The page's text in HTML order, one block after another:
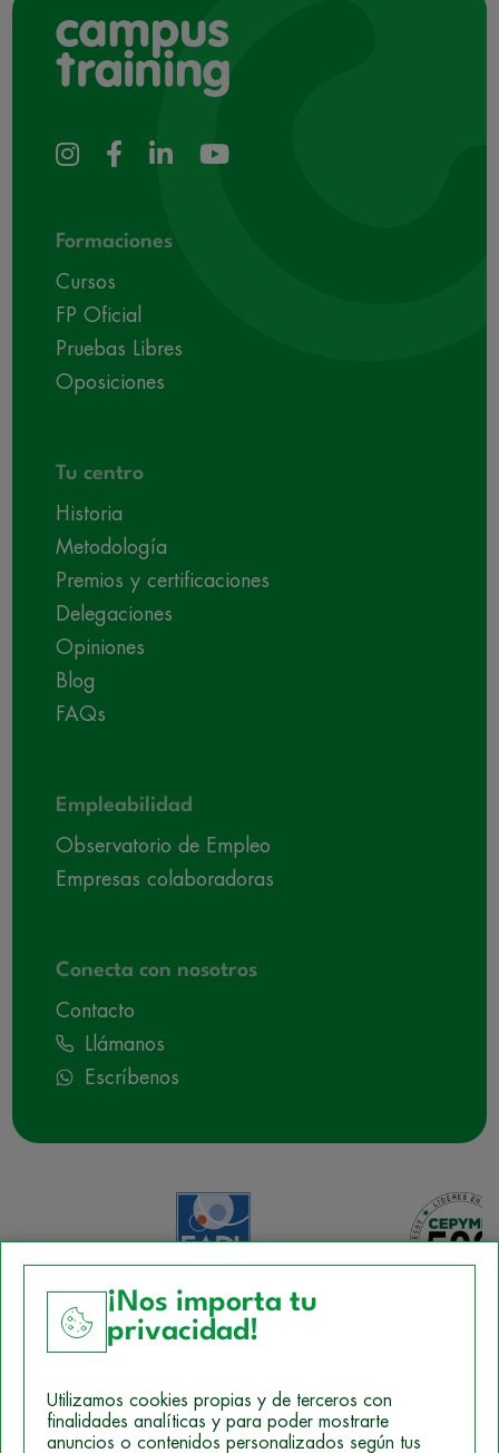
Formaciones
Cursos
FP Oficial
Pruebas Libres
Oposiciones
Tu centro
Historia
Metodología
Premios y certificaciones
Delegaciones
Opiniones
Blog
FAQs
Empleabilidad
Observatorio de Empleo
Empresas colaboradoras
Conecta con nosotros
Contacto
Llámanos
Escríbenos
Política de Cookies
¡Nos importa tu
privacidad!
Utilizamos cookies propias y de terceros con
finalidades analíticas y para poder mostrarte
anuncios o contenidos personalizados según tus